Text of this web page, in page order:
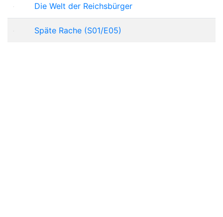
Die Welt der Reichsbürger
Späte Rache (S01/E05)